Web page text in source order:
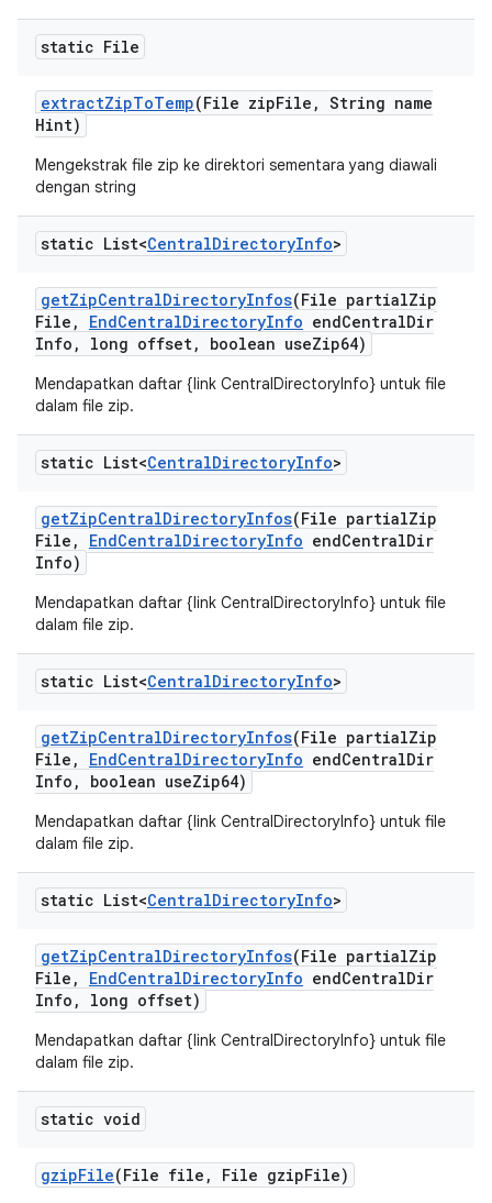
static File
extractZipToTemp(File zipFile , String name
Hint)
Mengekstrak file zip ke direktori sementara yang diawali
dengan string
static List<CentralDirectoryInfo>
getZipCentralDirectoryInfos(File partialZip
File , EndCentralDirectoryInfo endCentralDir
Info , long offset, boolean useZip64)
Mendapatkan daftar {link CentralDirectoryInfo} untuk file
dalam file zip.
static List<CentralDirectoryInfo>
getZipCentralDirectoryInfos(File partialZip
File , EndCentralDirectoryInfo endCentralDir
Info)
Mendapatkan daftar {link CentralDirectoryInfo} untuk file
dalam file zip.
static List<CentralDirectoryInfo>
getZipCentralDirectoryInfos(File partialZip
File , EndCentralDirectoryInfo endCentralDir
Info , boolean useZip64)
Mendapatkan daftar {link CentralDirectoryInfo} untuk file
dalam file zip.
static List<CentralDirectoryInfo>
getZipCentralDirectoryInfos(File partialZip
File , EndCentralDirectoryInfo endCentralDir
Info , long offset)
Mendapatkan daftar {link CentralDirectoryInfo} untuk file
dalam file zip.
static void
gzipFile(File file , File gzipFile)